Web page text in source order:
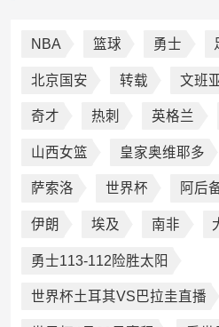
NBA 篮球 勇士
北京国安 转载 文班
奇才 热刺 英格兰
山西女篮 皇家奥维耶多
萨索洛 世界杯 阿后
伊朗 埃及 南非
勇士113-112险胜太阳
世界杯土耳其VS巴拉圭直播